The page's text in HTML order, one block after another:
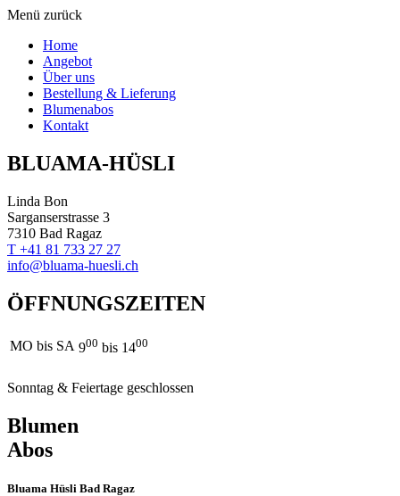
Menü zurück
Home
Angebot
Über uns
Bestellung & Lieferung
Blumenabos
Kontakt
BLUAMA-HÜSLI
Linda Bon
Sarganserstrasse 3
7310 Bad Ragaz
T +41 81 733 27 27
info@bluama-huesli.ch
ÖFFNUNGSZEITEN
MO bis SA 900 bis 1400
Sonntag & Feiertage geschlossen
Blumen
Abos
Bluama Hüsli Bad Ragaz